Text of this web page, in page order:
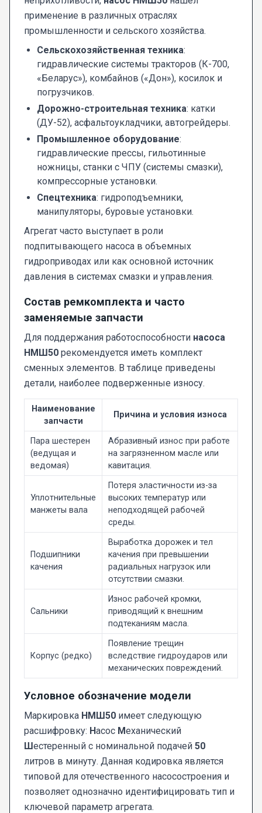
применение в различных отраслях
промышленности и сельского хозяйства.
Сельскохозяйственная техника:
гидравлические системы тракторов (К-700,
«Беларус»), комбайнов («Дон»), косилок и
погрузчиков.
Дорожно-строительная техника: катки
(ДУ-52), асфальтоукладчики, автогрейдеры.
Промышленное оборудование:
гидравлические прессы, гильотинные
ножницы, станки с ЧПУ (системы смазки),
компрессорные установки.
Спецтехника: гидроподъемники,
манипуляторы, буровые установки.
Агрегат часто выступает в роли
подпитывающего насоса в объемных
гидроприводах или как основной источник
давления в системах смазки и управления.
Состав ремкомплекта и часто
заменяемые запчасти
Для поддержания работоспособности насоса
НМШ50 рекомендуется иметь комплект
сменных элементов. В таблице приведены
детали, наиболее подверженные износу.
Наименование
запчасти
Причина и условия износа
Пара шестерен
(ведущая и
ведомая)
Абразивный износ при работе
на загрязненном масле или
кавитация.
Уплотнительные
манжеты вала
Потеря эластичности из-за
высоких температур или
неподходящей рабочей
среды.
Подшипники
качения
Выработка дорожек и тел
качения при превышении
радиальных нагрузок или
отсутствии смазки.
Сальники
Износ рабочей кромки,
приводящий к внешним
подтеканиям масла.
Корпус (редко)
Появление трещин
вследствие гидроударов или
механических повреждений.
Условное обозначение модели
Маркировка НМШ50 имеет следующую
расшифровку: Насос Механический
Шестеренный с номинальной подачей 50
литров в минуту. Данная кодировка является
типовой для отечественного насосостроения и
позволяет однозначно идентифицировать тип и
ключевой параметр агрегата.